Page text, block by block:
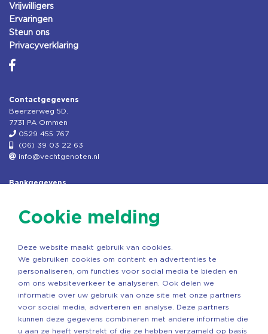
Vrijwilligers
Ervaringen
Steun ons
Privacyverklaring
Contactgegevens
Beerzerweg 5D.
7731 PA Ommen
0529 455 767
(06) 39 03 22 63
info@vechtgenoten.nl
Bankgegevens
Rek.nr: NL85RABO0127579230
Copyright ©2026 Vechtgenoten
Cookie melding
Deze website maakt gebruik van cookies.
We gebruiken cookies om content en advertenties te
personaliseren, om functies voor social media te bieden en
om ons websiteverkeer te analyseren. Ook delen we
informatie over uw gebruik van onze site met onze partners
voor social media, adverteren en analyse. Deze partners
kunnen deze gegevens combineren met andere informatie die
u aan ze heeft verstrekt of die ze hebben verzameld op basis